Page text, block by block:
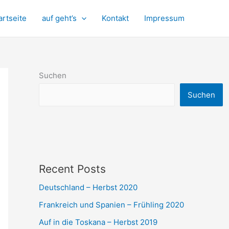
auf geht’s Kontakt Impressum
Suchen
Suchen
Recent Posts
Deutschland – Herbst 2020
Frankreich und Spanien – Frühling 2020
Auf in die Toskana – Herbst 2019